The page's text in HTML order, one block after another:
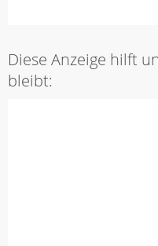
Diese Anzeige hilft
bleibt: